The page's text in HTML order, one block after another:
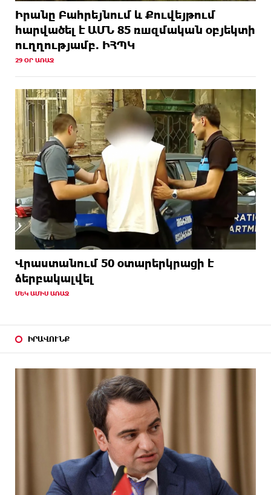
Իրանը Բահրեյնում և Քուվեյթում
hարվածել է ԱՄՆ 85 ռшզմական օբյեկտի
ուղղությամբ. ԻՀՊԿ
29 ՕՐ ԱՌԱՋ
Վրաստանում 50 օտարերկրացի է
ձերբակալվել
ՄԵԿ ԱՄԻՍ ԱՌԱՋ
ԻՐԱՎՈՒՆՔ